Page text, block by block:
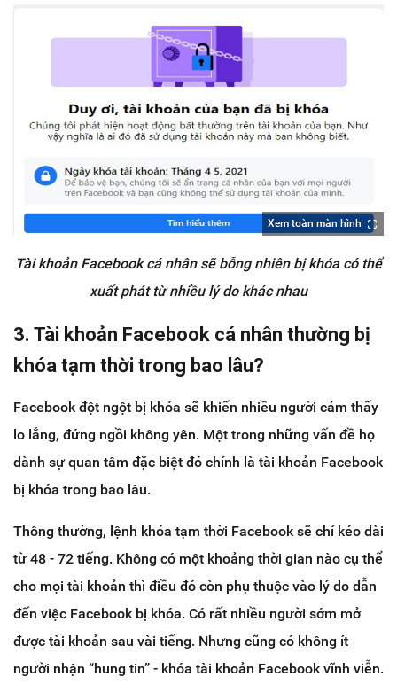
Xem toàn màn hình
Tài khoản Facebook cá nhân sẽ bỗng nhiên bị khóa có thể
xuất phát từ nhiều lý do khác nhau
3. Tài khoản Facebook cá nhân thường bị
khóa tạm thời trong bao lâu?
Facebook đột ngột bị khóa sẽ khiến nhiều người cảm thấy
lo lắng, đứng ngồi không yên. Một trong những vấn đề họ
dành sự quan tâm đặc biệt đó chính là tài khoản Facebook
bị khóa trong bao lâu.
Thông thường, lệnh khóa tạm thời Facebook sẽ chỉ kéo dài
từ 48 - 72 tiếng. Không có một khoảng thời gian nào cụ thể
cho mọi tài khoản thì điều đó còn phụ thuộc vào lý do dẫn
đến việc Facebook bị khóa. Có rất nhiều người sớm mở
được tài khoản sau vài tiếng. Nhưng cũng có không ít
người nhận “hung tin” - khóa tài khoản Facebook vĩnh viễn.